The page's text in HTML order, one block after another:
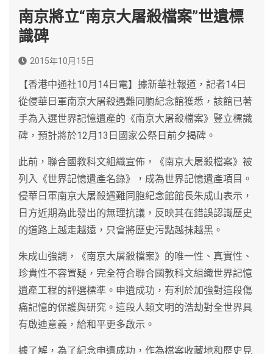
南京將立“南京大屠殺檔案”世遺標
識碑
2015年10月15日
【香港中通社10月14日電】據新華社報道，記者14日
從侵華日軍南京大屠殺遇難同胞紀念館獲悉，該館已著
手為入選世界記憶遺產的《南京大屠殺檔案》豎立標識
碑，預計將於12月13日國家公祭日前夕揭碑。
此前，聯合國教科文組織宣佈，《南京大屠殺檔案》被
列入《世界記憶遺產名錄》，成為世界記憶遺產項目。
侵華日軍南京大屠殺遇難同胞紀念館館長朱成山表示，
日方近期為此發出的無理抗議，反映其在錯誤認識歷史
的道路上越走越遠，只會將歷史污點越抹越黑。
朱成山強調，《南京大屠殺檔案》的唯一性、真實性、
珍貴性不容置疑，完全符合聯合國教科文組織世界記憶
遺產工程的評選標準。申遺成功，有利於加強對這段傷
痛記憶的保護與研究。這段人類文明的浩劫對全世界具
有啟迪意義，給和平更多啟示。
據了解，為了紀念申遺成功，作為檔案收藏地和歷史見